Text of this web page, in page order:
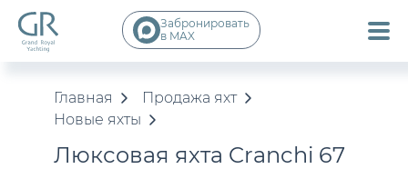
Забронировать
в MAX
Главная
Продажа яхт
Новые яхты
Люксовая яхта Cranchi 67